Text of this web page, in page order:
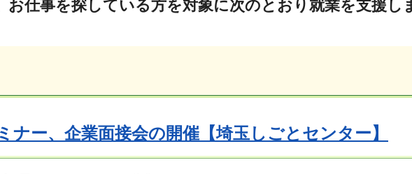
お仕事を探している方を対象に次のとおり就業を支援し
ナー、企業面接会の開催【埼玉しごとセンター】